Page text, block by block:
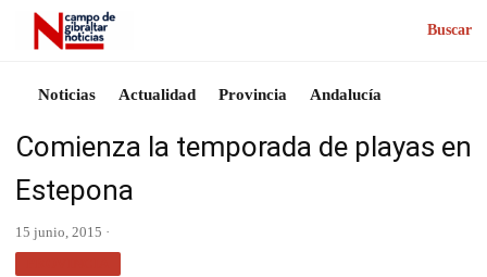
Buscar
Noticias Actualidad Provincia Andalucía
Comienza la temporada de playas en
Estepona
15 junio, 2015 ·